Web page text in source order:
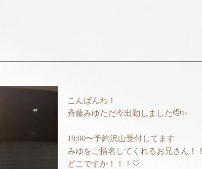
こんばんわ！
斉藤みゆただ今出勤しました🫡✨
19:00〜予約沢山受付してます
みゆをご指名してくれるお兄さん！！
どこですか！！！🤍